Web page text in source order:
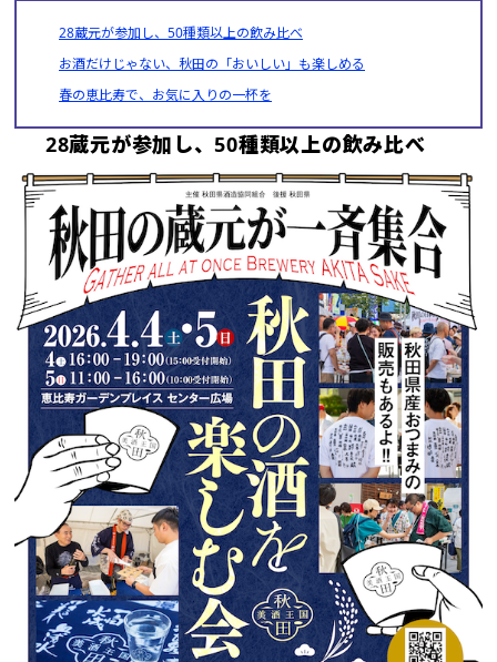
28蔵元が参加し、50種類以上の飲み比べ
お酒だけじゃない、秋田の「おいしい」も楽しめる
春の恵比寿で、お気に入りの一杯を
28蔵元が参加し、50種類以上の飲み比べ